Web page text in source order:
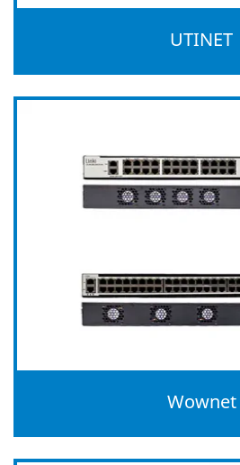
UTINET
Wownet